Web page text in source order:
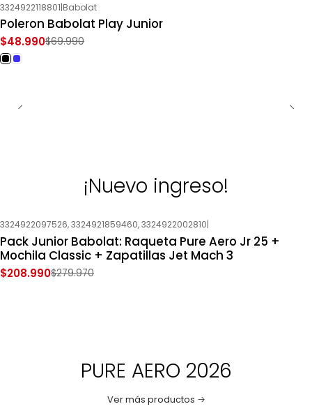
-30%OFF
3324922118801|Babolat
Poleron Babolat Play Junior
$48.990$69.990
¡Nuevo ingreso!
-25% OFF
Nuevo
3324922097526, 3324921859460, 3324922002810|
Pack Junior Babolat: Raqueta Pure Aero Jr 25 +
Mochila Classic + Zapatillas Jet Mach 3
$208.990$279.970
PURE AERO 2026
Ver más productos